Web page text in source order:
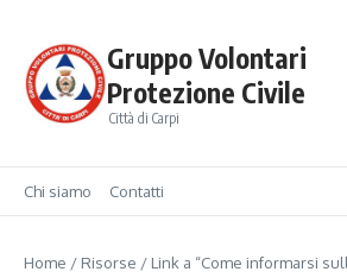
Gruppo Volontari
Protezione Civile
Città di Carpi
Chi siamo Contatti
Home / Risorse / Link a “Come informarsi